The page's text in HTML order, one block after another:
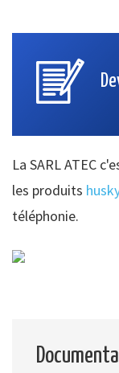
La SARL ATEC
les produits husky
téléphonie.